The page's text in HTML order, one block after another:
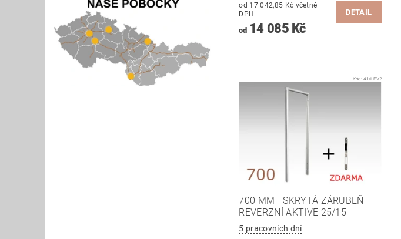
od 17 042,85 Kč včetně
DPH
od14 085 Kč
DETAIL
Kód:41/LEV2
700 MM - SKRYTÁ ZÁRUBEŇ
REVERZNÍ AKTIVE 25/15
5 pracovních dní